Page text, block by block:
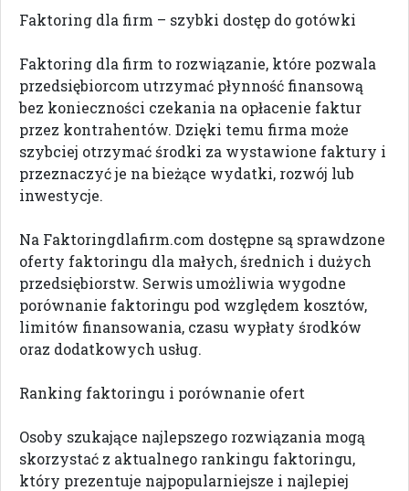
Faktoring dla firm – szybki dostęp do gotówki
Faktoring dla firm to rozwiązanie, które pozwala
przedsiębiorcom utrzymać płynność finansową
bez konieczności czekania na opłacenie faktur
przez kontrahentów. Dzięki temu firma może
szybciej otrzymać środki za wystawione faktury i
przeznaczyć je na bieżące wydatki, rozwój lub
inwestycje.
Na Faktoringdlafirm.com dostępne są sprawdzone
oferty faktoringu dla małych, średnich i dużych
przedsiębiorstw. Serwis umożliwia wygodne
porównanie faktoringu pod względem kosztów,
limitów finansowania, czasu wypłaty środków
oraz dodatkowych usług.
Ranking faktoringu i porównanie ofert
Osoby szukające najlepszego rozwiązania mogą
skorzystać z aktualnego rankingu faktoringu,
który prezentuje najpopularniejsze i najlepiej